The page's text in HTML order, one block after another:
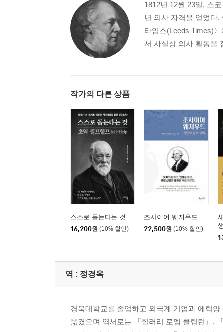
스티븐슨은 힘겨운 노력 끝에 얻은 지식이야말로
얄팍한 지식으로 인한 함정에 빠지지 않기 위해
그는 무슨 일이든 그것이 전부인 양 하나부터 끝까
6장 강철은 두드릴수록 강해진다
동요하거나 좌절하는 일이 없었다.
오히려 수많은 비난이 성공을 향한 자극제가 되었
7장 작은 의지가 모여 세상을 바꾼다
도저히 불가능했던 일들이 하나씩 실현되기 시작
세상의 대변혁 뒤에는
묵묵히 작은 성공을 쌓아나간 스티븐슨의 시련과
8장 인내는 쓰지만 열매는 달다
그는 자신의 노력이 결실을 맺는 모습을 보기 위해
매순간 노력하는 그의 습관은
운명을 개척하고 훌륭한 인성을 도야하는 초석이
나는 이 자리에서 가장 미천한 신분의 사람보다
나는 의지만 있다면 무엇이든 할 수 있다는 사실을
1812년 12월 23일, 스
년 의사 자격을 얻었다
타임스(Leeds Times)
서 사실상 의사 활동을
작가의 다른 상품
스스로 돕는다는 것
16,200원 (10% 할인)
조사이어 웨지우드
22,500원 (10% 할인)
역 : 정경옥
경북대학교를 졸업하고 외국계 기업과 에릭
옮겼으며 역서로는 『힐러리 로뎀 클링턴』,